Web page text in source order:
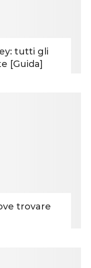
tutti gli
[Guida]
trovare